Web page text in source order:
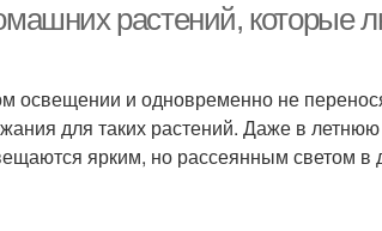
растений, которые
освещении и одновременно не
для таких растений. Даже в
ярким, но рассеянным светом в